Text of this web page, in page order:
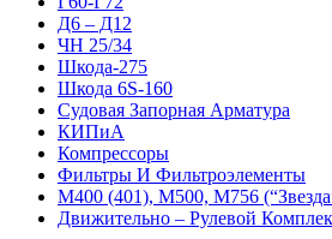
Д6 – Д12
ЧН 25/34
Шкода-275
Шкода 6S-160
Судовая Запорная Арматура
КИПиА
Компрессоры
Фильтры И Фильтроэлементы
М400 (401), М500, М756
Движительно – Рулевой